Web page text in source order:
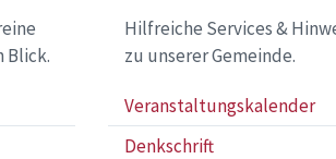
Blick.
Hilfreiche Services &
zu unserer Gemeinde.
Veranstaltungskalender
Denkschrift